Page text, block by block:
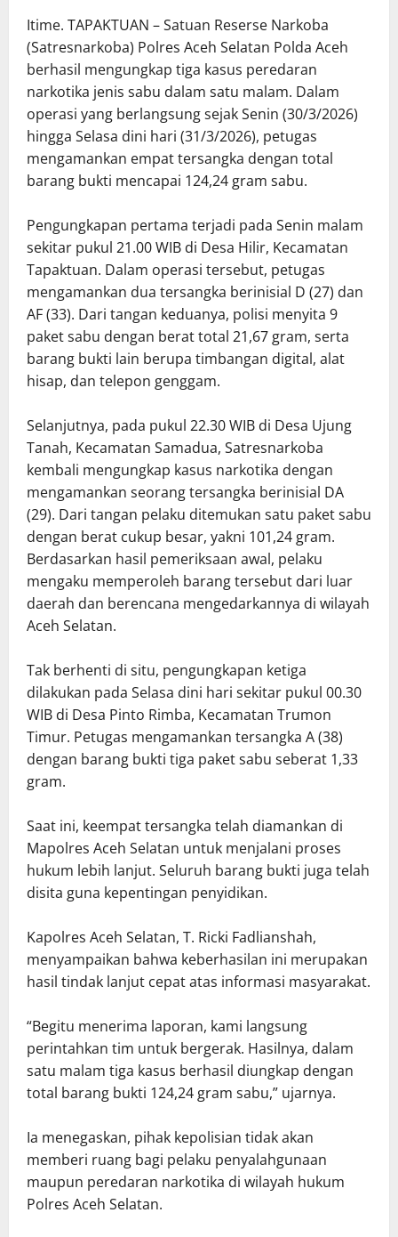
Itime. TAPAKTUAN – Satuan Reserse Narkoba
(Satresnarkoba) Polres Aceh Selatan Polda Aceh
berhasil mengungkap tiga kasus peredaran
narkotika jenis sabu dalam satu malam. Dalam
operasi yang berlangsung sejak Senin (30/3/2026)
hingga Selasa dini hari (31/3/2026), petugas
mengamankan empat tersangka dengan total
barang bukti mencapai 124,24 gram sabu.
Pengungkapan pertama terjadi pada Senin malam
sekitar pukul 21.00 WIB di Desa Hilir, Kecamatan
Tapaktuan. Dalam operasi tersebut, petugas
mengamankan dua tersangka berinisial D (27) dan
AF (33). Dari tangan keduanya, polisi menyita 9
paket sabu dengan berat total 21,67 gram, serta
barang bukti lain berupa timbangan digital, alat
hisap, dan telepon genggam.
Selanjutnya, pada pukul 22.30 WIB di Desa Ujung
Tanah, Kecamatan Samadua, Satresnarkoba
kembali mengungkap kasus narkotika dengan
mengamankan seorang tersangka berinisial DA
(29). Dari tangan pelaku ditemukan satu paket sabu
dengan berat cukup besar, yakni 101,24 gram.
Berdasarkan hasil pemeriksaan awal, pelaku
mengaku memperoleh barang tersebut dari luar
daerah dan berencana mengedarkannya di wilayah
Aceh Selatan.
Tak berhenti di situ, pengungkapan ketiga
dilakukan pada Selasa dini hari sekitar pukul 00.30
WIB di Desa Pinto Rimba, Kecamatan Trumon
Timur. Petugas mengamankan tersangka A (38)
dengan barang bukti tiga paket sabu seberat 1,33
gram.
Saat ini, keempat tersangka telah diamankan di
Mapolres Aceh Selatan untuk menjalani proses
hukum lebih lanjut. Seluruh barang bukti juga telah
disita guna kepentingan penyidikan.
Kapolres Aceh Selatan, T. Ricki Fadlianshah,
menyampaikan bahwa keberhasilan ini merupakan
hasil tindak lanjut cepat atas informasi masyarakat.
“Begitu menerima laporan, kami langsung
perintahkan tim untuk bergerak. Hasilnya, dalam
satu malam tiga kasus berhasil diungkap dengan
total barang bukti 124,24 gram sabu,” ujarnya.
Ia menegaskan, pihak kepolisian tidak akan
memberi ruang bagi pelaku penyalahgunaan
maupun peredaran narkotika di wilayah hukum
Polres Aceh Selatan.